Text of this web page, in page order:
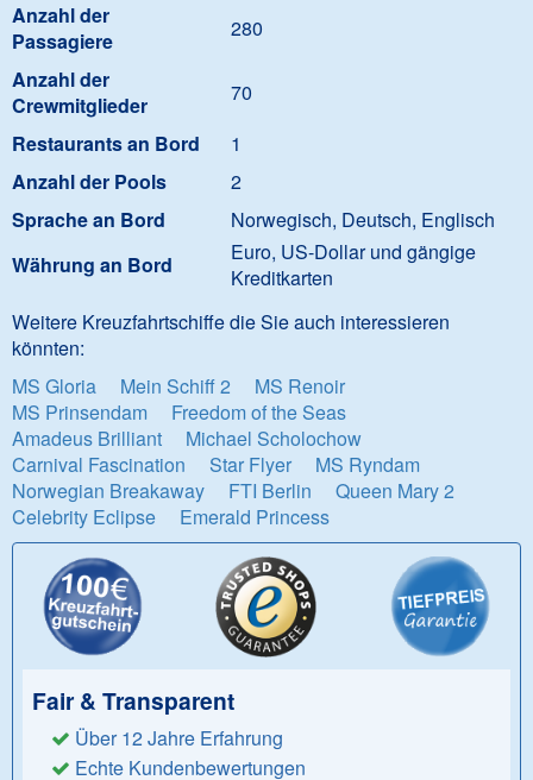
Anzahl der
Passagiere
280
Anzahl der
Crewmitglieder
70
Restaurants an Bord
1
Anzahl der Pools
2
Sprache an Bord
Norwegisch, Deutsch, Englisch
Währung an Bord
Euro, US-Dollar und gängige
Kreditkarten
Weitere Kreuzfahrtschiffe die Sie auch interessieren
könnten:
MS Gloria
Mein Schiff 2
MS Renoir
MS Prinsendam
Freedom of the Seas
Amadeus Brilliant
Michael Scholochow
Carnival Fascination
Star Flyer
MS Ryndam
Norwegian Breakaway
FTI Berlin
Queen Mary 2
Celebrity Eclipse
Emerald Princess
Fair & Transparent
Über 12 Jahre Erfahrung
Echte Kundenbewertungen